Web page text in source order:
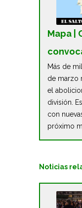
Mapa |
Más de
de marzo
el
división.
con
próximo
Noticias